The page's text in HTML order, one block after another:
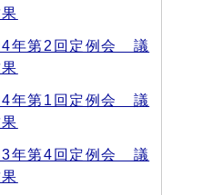
4年第2回定例会 議
4年第1回定例会 議
3年第4回定例会 議